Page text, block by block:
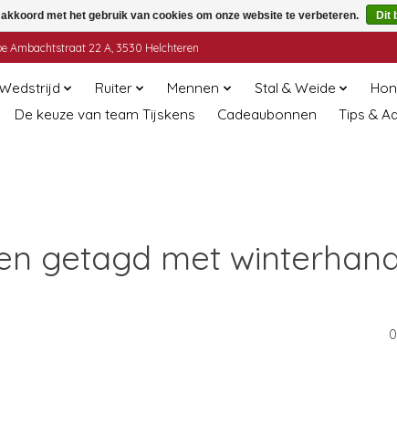
Ambachtstraat 22 A, 3530 Helchteren
Ruiter Mennen Stal & Weide
De keuze van team Tijskens
Cadeaubonnen Tips &
getagd met
met het gebruik van cookies om onze website te verbeteren. Dit